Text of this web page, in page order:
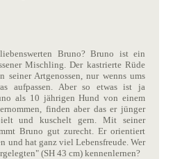
Bruno? Bruno ist ein
Mischling. Der kastrierte Rüde
seiner Artgenossen, nur wenns ums
aufpassen. Aber so etwas ist ja
als 10 jährigen Hund von einem
finden aber das er jünger
und kuschelt gern. Mit seiner
Bruno gut zurecht. Er orientiert
und hat ganz viel Lebensfreude. Wer
(SH 43 cm) kennenlernen?